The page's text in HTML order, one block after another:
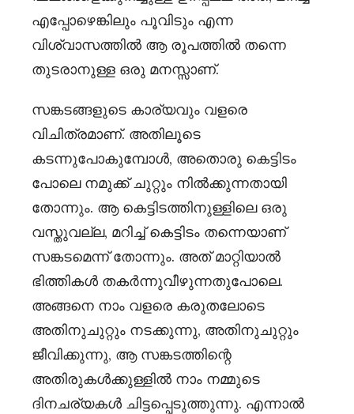
എപ്പോഴെങ്കിലും പൂവിടും എന്ന
വിശ്വാസത്തിൽ ആ രൂപത്തിൽ തന്നെ
തുടരാനുള്ള ഒരു മനസ്സാണ്.
സങ്കടങ്ങളുടെ കാര്യവും വളരെ
വിചിത്രമാണ്. അതിലൂടെ
കടന്നുപോകുമ്പോൾ, അതൊരു കെട്ടിടം
പോലെ നമുക്ക് ചുറ്റും നിൽക്കുന്നതായി
തോന്നും. ആ കെട്ടിടത്തിനുള്ളിലെ ഒരു
വസ്തുവല്ല, മറിച്ച് കെട്ടിടം തന്നെയാണ്
സങ്കടമെന്ന് തോന്നും. അത് മാറ്റിയാൽ
ഭിത്തികൾ തകർന്നുവീഴുന്നതുപോലെ.
അങ്ങനെ നാം വളരെ കരുതലോടെ
അതിനുചുറ്റും നടക്കുന്നു, അതിനുചുറ്റും
ജീവിക്കുന്നു, ആ സങ്കടത്തിന്റെ
അതിരുകൾക്കുള്ളിൽ നാം നമ്മുടെ
ദിനചര്യകൾ ചിട്ടപ്പെടുത്തുന്നു. എന്നാൽ